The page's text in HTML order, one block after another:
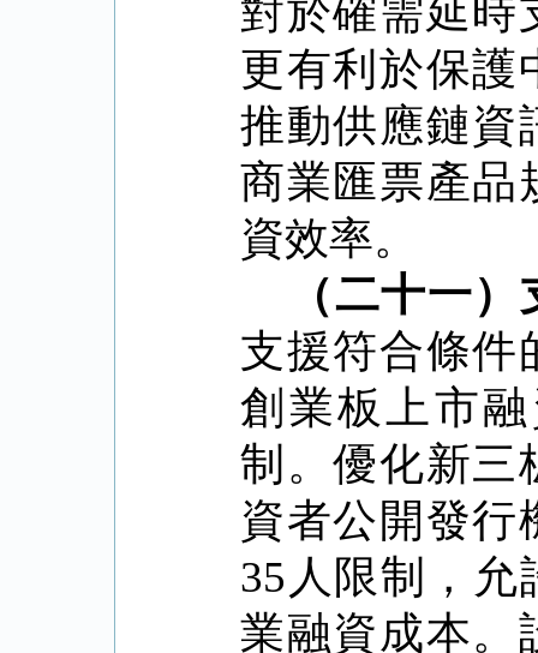
對於確需延時
更有利於保護
推動供應鏈資
商業匯票產品
資效率。
（二十一
支援符合條件
創業板上市
制。優化新三
資者公開發行
35 人限制，
業融資成本。